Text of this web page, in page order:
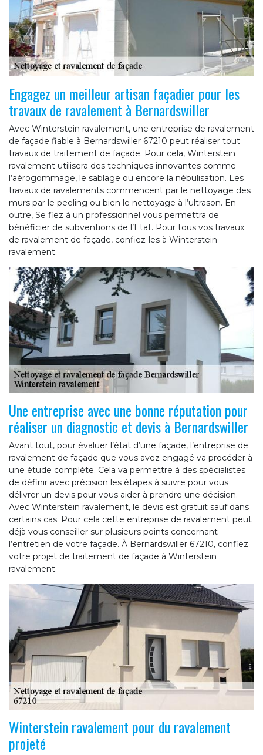
Engagez un meilleur artisan façadier pour les
travaux de ravalement à Bernardswiller
Avec Winterstein ravalement, une entreprise de ravalement
de façade fiable à Bernardswiller 67210 peut réaliser tout
travaux de traitement de façade. Pour cela, Winterstein
ravalement utilisera des techniques innovantes comme
l’aérogommage, le sablage ou encore la nébulisation. Les
travaux de ravalements commencent par le nettoyage des
murs par le peeling ou bien le nettoyage à l’ultrason. En
outre, Se fiez à un professionnel vous permettra de
bénéficier de subventions de l’Etat. Pour tous vos travaux
de ravalement de façade, confiez-les à Winterstein
ravalement.
Une entreprise avec une bonne réputation pour
réaliser un diagnostic et devis à Bernardswiller
Avant tout, pour évaluer l’état d’une façade, l’entreprise de
ravalement de façade que vous avez engagé va procéder à
une étude complète. Cela va permettre à des spécialistes
de définir avec précision les étapes à suivre pour vous
délivrer un devis pour vous aider à prendre une décision.
Avec Winterstein ravalement, le devis est gratuit sauf dans
certains cas. Pour cela cette entreprise de ravalement peut
déjà vous conseiller sur plusieurs points concernant
l’entretien de votre façade. À Bernardswiller 67210, confiez
votre projet de traitement de façade à Winterstein
ravalement.
Winterstein ravalement pour du ravalement
projeté